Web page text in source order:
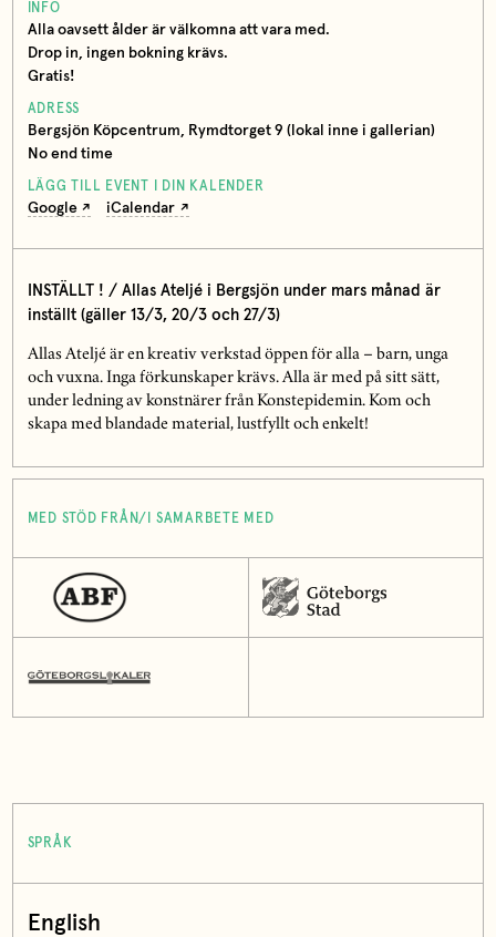
INFO
Alla oavsett ålder är välkomna att vara med.
Drop in, ingen bokning krävs.
Gratis!
ADRESS
Bergsjön Köpcentrum, Rymdtorget 9 (lokal inne i gallerian)
No end time
LÄGG TILL EVENT I DIN KALENDER
Google iCalendar
INSTÄLLT ! / Allas Ateljé i Bergsjön under mars månad är
inställt (gäller 13/3, 20/3 och 27/3)
Allas Ateljé är en kreativ verkstad öppen för alla – barn, unga
och vuxna. Inga förkunskaper krävs. Alla är med på sitt sätt,
under ledning av konstnärer från Konstepidemin. Kom och
skapa med blandade material, lustfyllt och enkelt!
MED STÖD FRÅN/I SAMARBETE MED
SPRÅK
English